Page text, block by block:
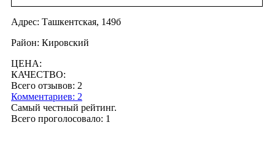
Адрес: Ташкентская, 149б
Район: Кировский
ЦЕНА:
КАЧЕСТВО:
Всего отзывов: 2
Комментариев: 2
Самый честный рейтинг.
Всего проголосовало: 1